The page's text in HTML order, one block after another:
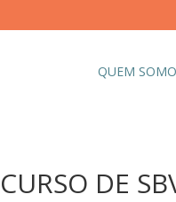
QUEM
CURSO DE